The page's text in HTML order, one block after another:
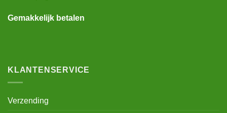
Gemakkelijk betalen
KLANTENSERVICE
Verzending